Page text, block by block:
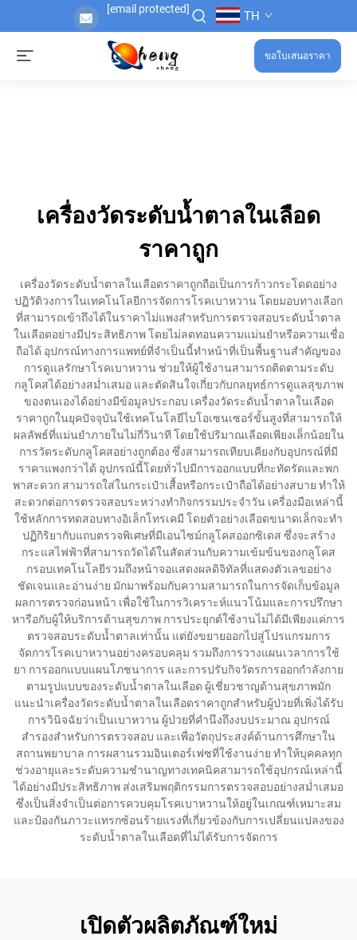
[email protected] TH
ขอใบเสนอราคา
เครื่องวัดระดับน้ำตาลในเลือด
ราคาถูก
เครื่องวัดระดับน้ำตาลในเลือดราคาถูกถือเป็นการก้าวกระโดดอย่าง
ปฏิวัติวงการในเทคโนโลยีการจัดการโรคเบาหวาน โดยมอบทางเลือก
ที่สามารถเข้าถึงได้ในราคาไม่แพงสำหรับการตรวจสอบระดับน้ำตาล
ในเลือดอย่างมีประสิทธิภาพ โดยไม่ลดทอนความแม่นยำหรือความเชื่อ
ถือได้ อุปกรณ์ทางการแพทย์ที่จำเป็นนี้ทำหน้าที่เป็นพื้นฐานสำคัญของ
การดูแลรักษาโรคเบาหวาน ช่วยให้ผู้ใช้งานสามารถติดตามระดับ
กลูโคสได้อย่างสม่ำเสมอ และตัดสินใจเกี่ยวกับกลยุทธ์การดูแลสุขภาพ
ของตนเองได้อย่างมีข้อมูลประกอบ เครื่องวัดระดับน้ำตาลในเลือด
ราคาถูกในยุคปัจจุบันใช้เทคโนโลยีไบโอเซนเซอร์ขั้นสูงที่สามารถให้
ผลลัพธ์ที่แม่นยำภายในไม่กี่วินาที โดยใช้ปริมาณเลือดเพียงเล็กน้อยใน
การวัดระดับกลูโคสอย่างถูกต้อง ซึ่งสามารถเทียบเคียงกับอุปกรณ์ที่มี
ราคาแพงกว่าได้ อุปกรณ์นี้โดยทั่วไปมีการออกแบบที่กะทัดรัดและพก
พาสะดวก สามารถใส่ในกระเป๋าเสื้อหรือกระเป๋าถือได้อย่างสบาย ทำให้
สะดวกต่อการตรวจสอบระหว่างทำกิจกรรมประจำวัน เครื่องมือเหล่านี้
ใช้หลักการทดสอบทางอิเล็กโทรเคมี โดยตัวอย่างเลือดขนาดเล็กจะทำ
ปฏิกิริยากับแถบตรวจพิเศษที่มีเอนไซม์กลูโคสออกซิเดส ซึ่งจะสร้าง
กระแสไฟฟ้าที่สามารถวัดได้ในสัดส่วนกับความเข้มข้นของกลูโคส
กรอบเทคโนโลยีรวมถึงหน้าจอแสดงผลดิจิทัลที่แสดงตัวเลขอย่าง
ชัดเจนและอ่านง่าย มักมาพร้อมกับความสามารถในการจัดเก็บข้อมูล
ผลการตรวจก่อนหน้า เพื่อใช้ในการวิเคราะห์แนวโน้มและการปรึกษา
หารือกับผู้ให้บริการด้านสุขภาพ การประยุกต์ใช้งานไม่ได้มีเพียงแค่การ
ตรวจสอบระดับน้ำตาลเท่านั้น แต่ยังขยายออกไปสู่โปรแกรมการ
จัดการโรคเบาหวานอย่างครอบคลุม รวมถึงการวางแผนเวลาการใช้
ยา การออกแบบแผนโภชนาการ และการปรับกิจวัตรการออกกำลังกาย
ตามรูปแบบของระดับน้ำตาลในเลือด ผู้เชี่ยวชาญด้านสุขภาพมัก
แนะนำเครื่องวัดระดับน้ำตาลในเลือดราคาถูกสำหรับผู้ป่วยที่เพิ่งได้รับ
การวินิจฉัยว่าเป็นเบาหวาน ผู้ป่วยที่คำนึงถึงงบประมาณ อุปกรณ์
สำรองสำหรับการตรวจสอบ และเพื่อวัตถุประสงค์ด้านการศึกษาใน
สถานพยาบาล การผสานรวมอินเตอร์เฟซที่ใช้งานง่าย ทำให้บุคคลทุก
ช่วงอายุและระดับความชำนาญทางเทคนิคสามารถใช้อุปกรณ์เหล่านี้
ได้อย่างมีประสิทธิภาพ ส่งเสริมพฤติกรรมการตรวจสอบอย่างสม่ำเสมอ
ซึ่งเป็นสิ่งจำเป็นต่อการควบคุมโรคเบาหวานให้อยู่ในเกณฑ์เหมาะสม
และป้องกันภาวะแทรกซ้อนร้ายแรงที่เกี่ยวข้องกับการเปลี่ยนแปลงของ
ระดับน้ำตาลในเลือดที่ไม่ได้รับการจัดการ
เปิดตัวผลิตภัณฑ์ใหม่